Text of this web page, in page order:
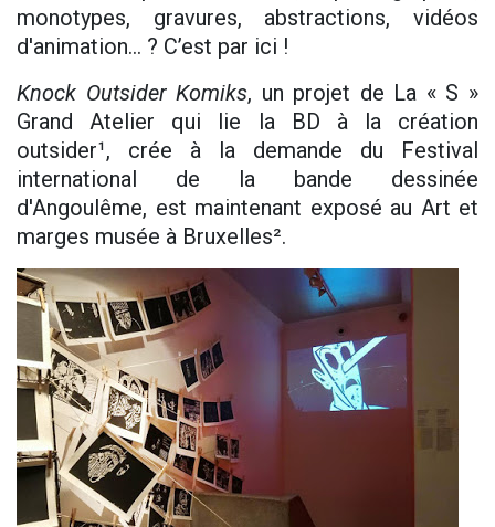
monotypes, gravures, abstractions, vidéos
d'animation… ? C’est par ici !
Knock Outsider Komiks, un projet de La « S »
Grand Atelier qui lie la BD à la création
outsider¹, crée à la demande du Festival
international de la bande dessinée
d'Angoulême, est maintenant exposé au Art et
marges musée à Bruxelles².